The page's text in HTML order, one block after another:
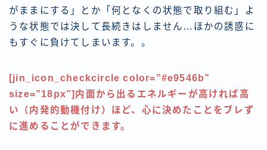
がままにする」とか「何となくの状態で取り組む」よ
うな状態では決して長続きはしません…ほかの誘惑に
もすぐに負けてしまいます。。
[jin_icon_checkcircle color=”#e9546b”
size=”18px”]内面から出るエネルギーが高ければ高
い（内発的動機付け）ほど、心に決めたことをブレず
に進めることができます。